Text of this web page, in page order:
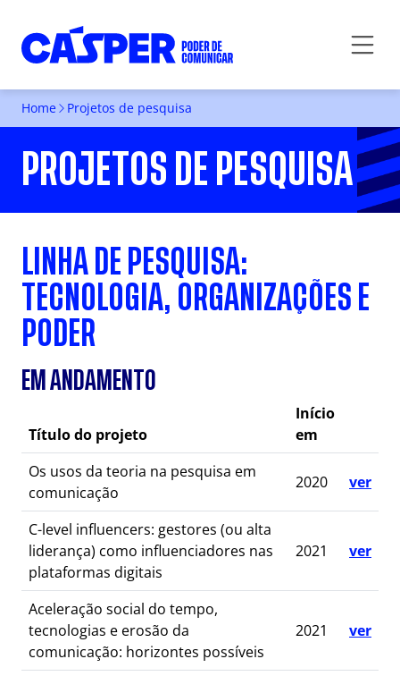
Home Projetos de pesquisa
PROJETOS DE PESQUISA
LINHA DE PESQUISA:
TECNOLOGIA, ORGANIZAÇÕES E
PODER
EM ANDAMENTO
Título do projeto
Início
em
Os usos da teoria na pesquisa em
comunicação
2020 ver
C-level influencers: gestores (ou alta
liderança) como influenciadores nas
plataformas digitais
2021 ver
Aceleração social do tempo,
tecnologias e erosão da
comunicação: horizontes possíveis
2021 ver